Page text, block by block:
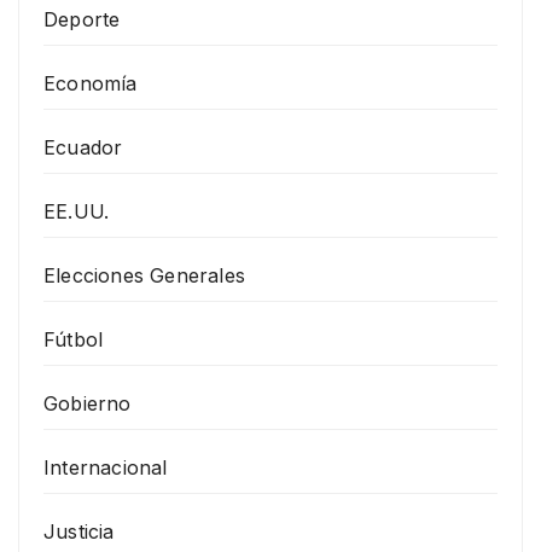
Deporte
Economía
Ecuador
EE.UU.
Elecciones Generales
Fútbol
Gobierno
Internacional
Justicia